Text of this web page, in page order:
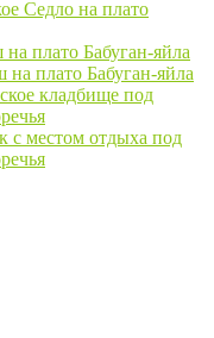
Седло на плато
плато Бабуган-яйла
плато Бабуган-яйла
кладбище под
с местом отдыха под